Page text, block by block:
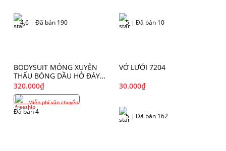
4.6 | Đã bán 190 5 | Đã bán 10
BODYSUIT MỎNG XUYÊN
THẤU BÓNG DẦU HỞ ĐÁY
6758
320.000₫
Miễn phí vận chuyển
Đã bán 4
VỚ LƯỚI 7204
30.000₫
5 | Đã bán 162